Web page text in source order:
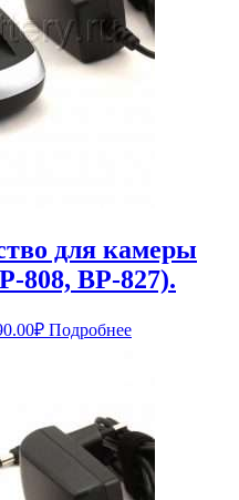
для камеры
808, BP-827).
₽Текущая
цена:
Подробнее